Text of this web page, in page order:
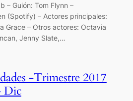
– Guión: Tom Flynn –
(Spotify) – Actores principales:
Grace – Otros actores: Octavia
Jenny Slate,…
-Trimestre 2017
Dic